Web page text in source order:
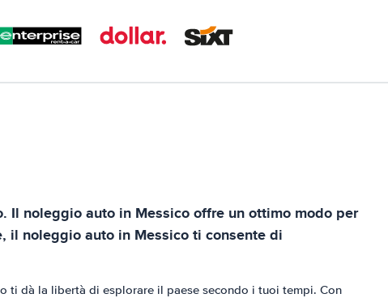
Il noleggio auto in Messico offre un ottimo modo per
il noleggio auto in Messico ti consente di
ti dà la libertà di esplorare il paese secondo i tuoi tempi. Con